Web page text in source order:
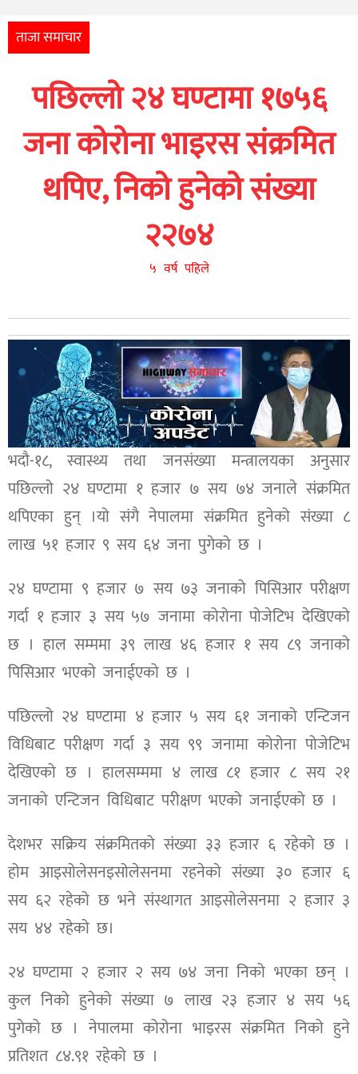
आर्थिक
नेपाली
युनिकोड
ताजा समाचार
पछिल्लो २४ घण्टामा १७५६
जना कोरोना भाइरस संक्रमित
थपिए, निको हुनेको संख्या
२२७४
५ वर्ष पहिले
भदौ-१८, स्वास्थ्य तथा जनसंख्या मन्त्रालयका अनुसार
पछिल्लो २४ घण्टामा १ हजार ७ सय ७४ जनाले संक्रमित
थपिएका हुन् ।यो संगै नेपालमा संक्रमित हुनेको संख्या ८
लाख ५१ हजार ९ सय ६४ जना पुगेको छ ।
२४ घण्टामा ९ हजार ७ सय ७३ जनाको पिसिआर परीक्षण
गर्दा १ हजार ३ सय ५७ जनामा कोरोना पोजेटिभ देखिएको
छ । हाल सम्ममा ३९ लाख ४६ हजार १ सय ८९ जनाको
पिसिआर भएको जनाईएको छ ।
पछिल्लो २४ घण्टामा ४ हजार ५ सय ६१ जनाको एन्टिजन
विधिबाट परीक्षण गर्दा ३ सय ९९ जनामा कोरोना पोजेटिभ
देखिएको छ । हालसम्ममा ४ लाख ८१ हजार ८ सय २१
जनाको एन्टिजन विधिबाट परीक्षण भएको जनाईएको छ ।
देशभर सक्रिय संक्रमितको संख्या ३३ हजार ६ रहेको छ ।
होम आइसोलेसनइसोलेसनमा रहनेको संख्या ३० हजार ६
सय ६२ रहेको छ भने संस्थागत आइसोलेसनमा २ हजार ३
सय ४४ रहेको छ।
२४ घण्टामा २ हजार २ सय ७४ जना निको भएका छन् ।
कुल निको हुनेको संख्या ७ लाख २३ हजार ४ सय ५६
पुगेको छ । नेपालमा कोरोना भाइरस संक्रमित निको हुने
प्रतिशत ८४.९१ रहेको छ ।